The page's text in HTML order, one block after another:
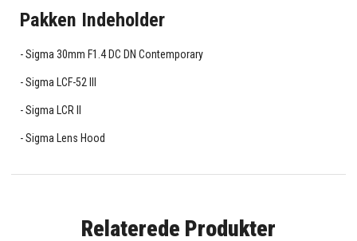
Pakken Indeholder
Sigma 30mm F1.4 DC DN Contemporary
Sigma LCF-52 III
Sigma LCR II
Sigma Lens Hood
Relaterede Produkter